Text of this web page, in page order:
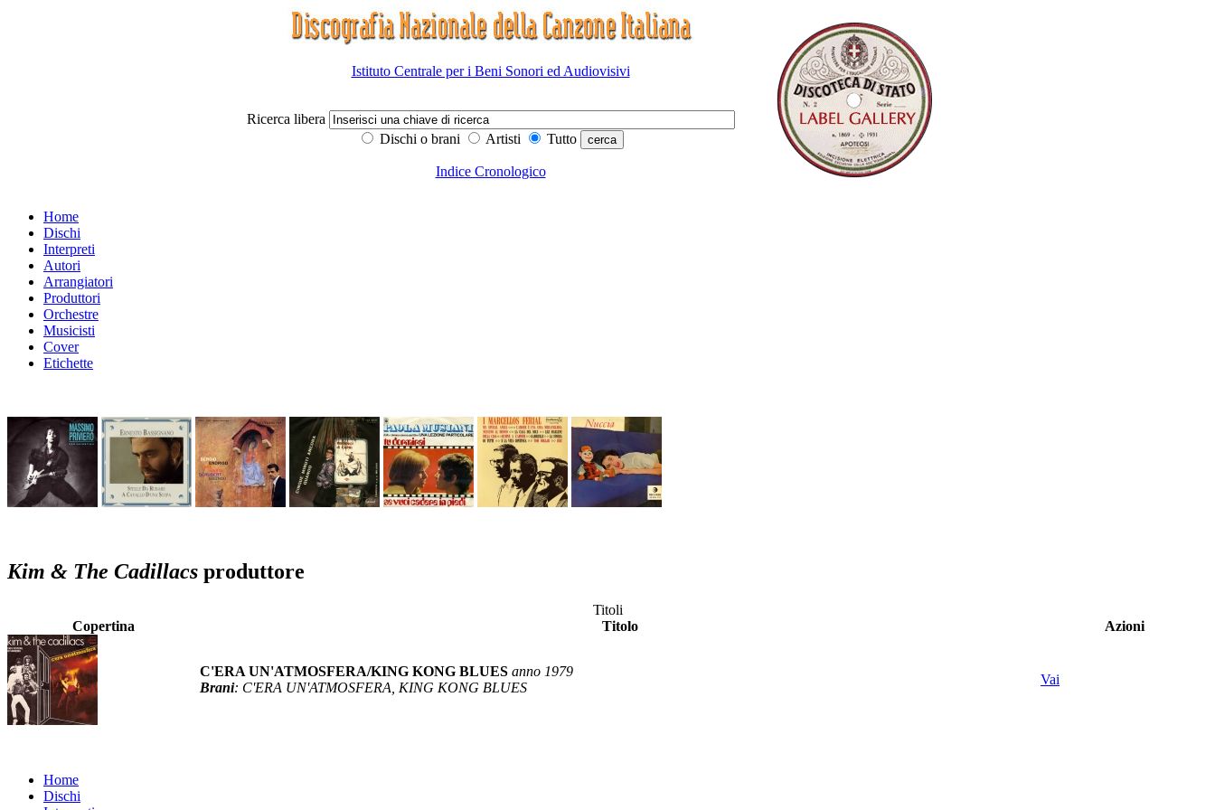
Istituto Centrale per i Beni Sonori ed Audiovisivi
Ricerca libera
Dischi o brani
Artisti Tutto
Indice Cronologico
Home
Dischi
Interpreti
Autori
Arrangiatori
Produttori
Orchestre
Musicisti
Cover
Etichette
Kim & The Cadillacs produttore
Titoli
Copertina
Titolo Azioni
C'ERA UN'ATMOSFERA/KING KONG BLUES anno 1979
Brani: C'ERA UN'ATMOSFERA, KING KONG BLUES
Vai
Home
Dischi